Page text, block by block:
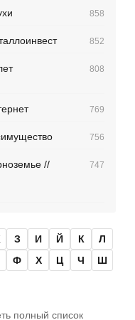
858
852
808
769
756
// 747
З И Й К
Л
Ф Х Ц Ч
Ш
полный список